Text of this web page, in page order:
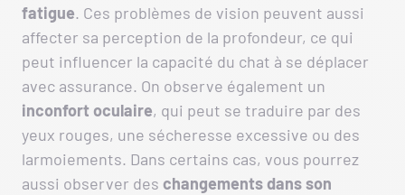
fatigue. Ces problèmes de vision peuvent aussi
affecter sa perception de la profondeur, ce qui
peut influencer la capacité du chat à se déplacer
avec assurance. On observe également un
inconfort oculaire, qui peut se traduire par des
yeux rouges, une sécheresse excessive ou des
larmoiements. Dans certains cas, vous pourrez
aussi observer des changements dans son